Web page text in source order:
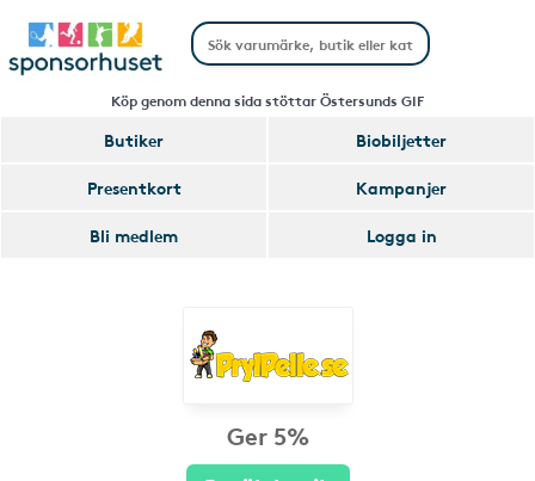
Köp genom denna sida stöttar Östersunds GIF
Butiker
Biobiljetter
Presentkort
Kampanjer
Bli medlem
Logga in
Ger 5%